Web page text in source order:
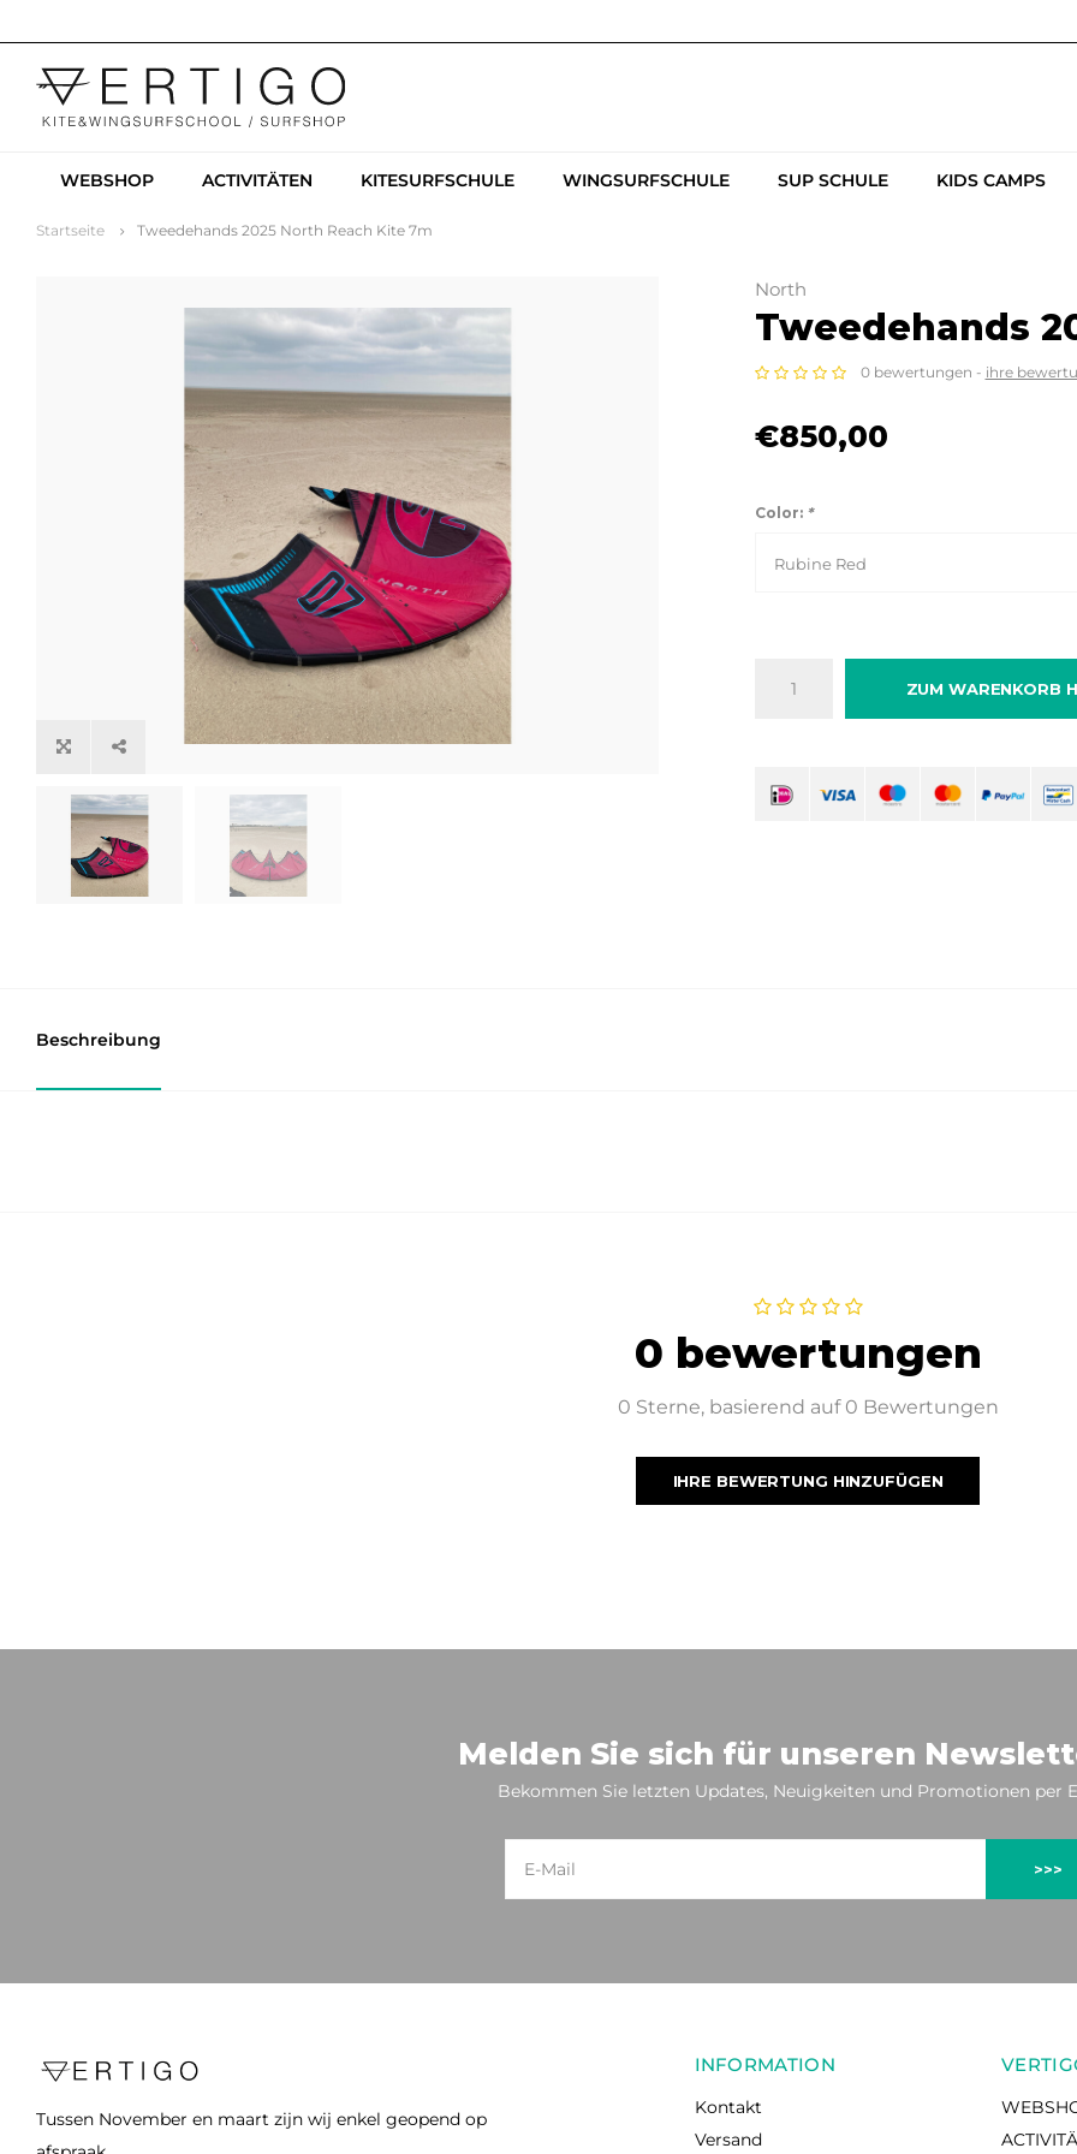
WEBSHOP ACTIVITÄTEN KITESURFSCHULE WINGSURFSCHULE SUP SCHULE KIDS CAMPS
Startseite Tweedehands 2025 North Reach Kite 7m
North
Tweedehands
0 bewertungen - ihre
€850,00
Color: *
Rubine Red
ZUM WARENKORB
Beschreibung
0 bewertungen
0 Sterne, basierend auf 0 Bewertungen
IHRE BEWERTUNG HINZUFÜGEN
Melden Sie sich für unseren
Bekommen Sie letzten Updates, Neuigkeiten und Promotionen per
>>>
Tussen November en maart zijn wij enkel geopend op
INFORMATION
Kontakt
Versand